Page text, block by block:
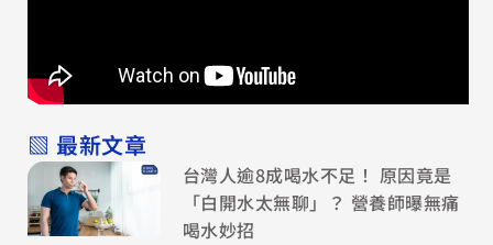
▧ 最新文章
台灣人逾8成喝水不足！ 原因竟是
「白開水太無聊」？ 營養師曝無痛
喝水妙招